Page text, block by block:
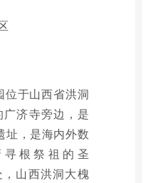
位于山西省洪洞
济寺旁边，是
址，是海内外数
根祭祖的圣
山西洪洞大槐